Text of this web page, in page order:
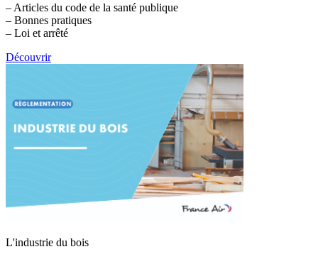
– Articles du code de la santé publique
– Bonnes pratiques
– Loi et arrêté
Découvrir
L'industrie du bois